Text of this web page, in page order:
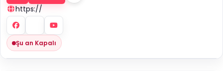
https://
Şu an Kapalı